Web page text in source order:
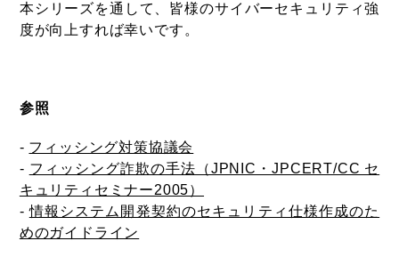
本シリーズを通して、皆様のサイバーセキュリティ強
度が向上すれば幸いです。
参照
- フィッシング対策協議会
- フィッシング詐欺の手法（JPNIC・JPCERT/CC セ
キュリティセミナー2005）
-情報システム開発契約のセキュリティ仕様作成のた
めのガイドライン